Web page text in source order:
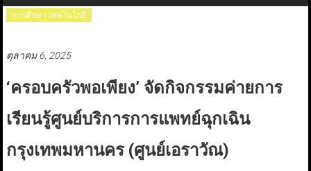
การศึกษา เทคโนโลยี
ตุลาคม 6, 2025
‘ครอบครัวพอเพียง’ จัดกิจกรรมค่ายการ
เรียนรู้ศูนย์บริการการแพทย์ฉุกเฉิน
กรุงเทพมหานคร (ศูนย์เอราวัณ)